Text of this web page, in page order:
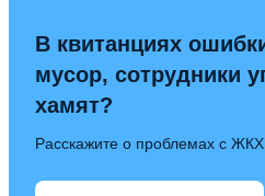
В квитанциях
мусор, сотрудники
хамят?
Расскажите о проблемах с ЖКХ